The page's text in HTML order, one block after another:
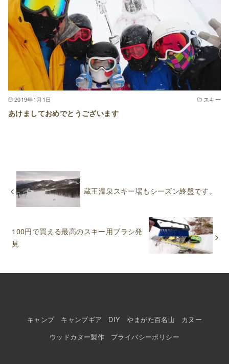
2019年1月1日 スキー
あけましておめでとうございます
蔵王温泉スキー場もシーズン終盤です。
100円で買える最高のスキー用ブラシ発
見
キャンプ キャンプギア DIY やまがた百名山
カヌー
ウッドカヌー製作
プライバシーポリシー